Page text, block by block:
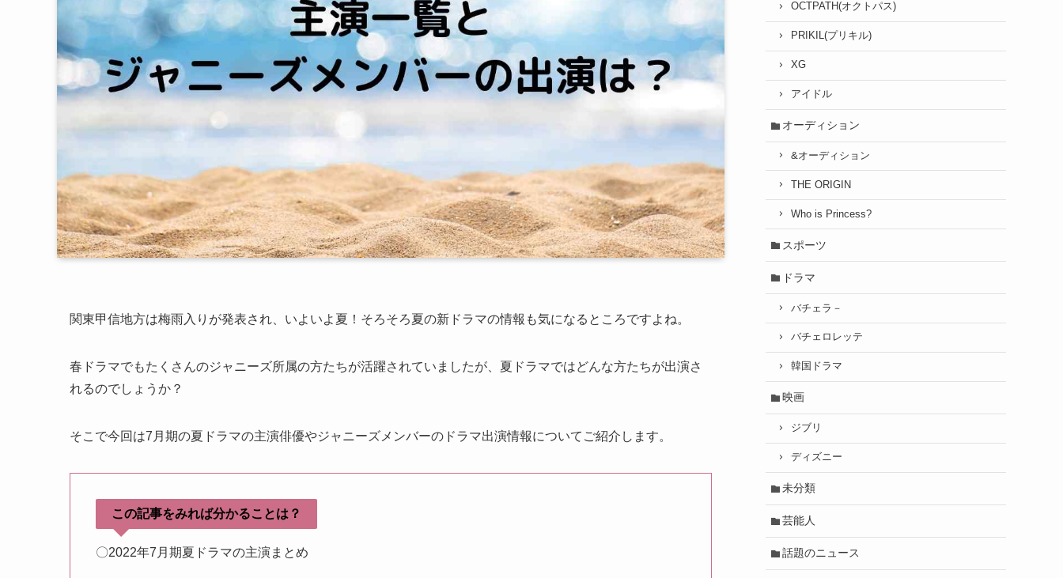
関東甲信地方は梅雨入りが発表され、いよいよ夏！そろそろ夏の新ドラマの情報も気になるところですよね。
春ドラマでもたくさんのジャニーズ所属の方たちが活躍されていましたが、夏ドラマではどんな方たちが出演さ
れるのでしょうか？
そこで今回は7月期の夏ドラマの主演俳優やジャニーズメンバーのドラマ出演情報についてご紹介します。
この記事をみれば分かることは？
〇2022年7月期夏ドラマの主演まとめ
OCTPATH(オクトパス)
PRIKIL(プリキル)
XG
アイドル
オーディション
&オーディション
THE ORIGIN
Who is Princess?
スポーツ
ドラマ
バチェラ－
バチェロレッテ
韓国ドラマ
映画
ジブリ
ディズニー
未分類
芸能人
話題のニュース